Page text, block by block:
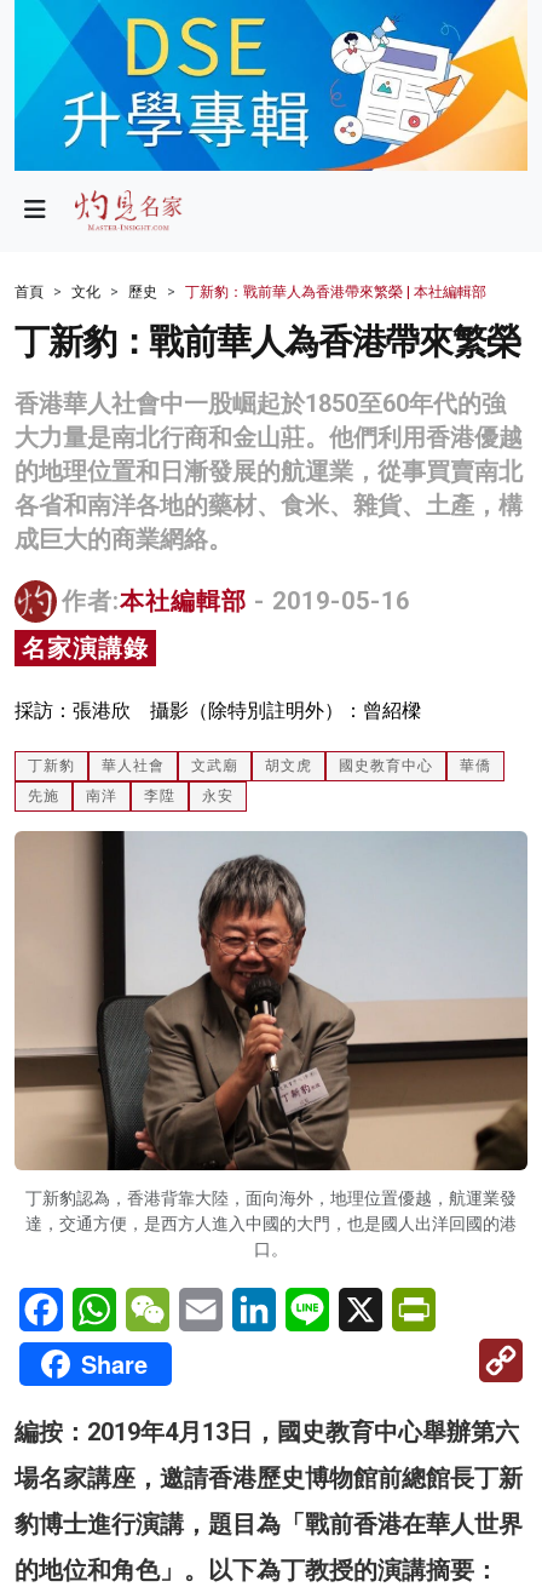
政局
財經
生活
商業
科技
影片
名家榜
灼見活動
首頁 文化 歷史 丁新豹：戰前華人為香港帶來繁榮 | 本社編輯部
丁新豹：戰前華人為香港帶來繁榮
香港華人社會中一股崛起於1850至60年代的強
大力量是南北行商和金山莊。他們利用香港優越
的地理位置和日漸發展的航運業，從事買賣南北
各省和南洋各地的藥材、食米、雜貨、土產，構
成巨大的商業網絡。
作者:本社編輯部 - 2019-05-16
名家演講錄
採訪：張港欣 攝影（除特別註明外）：曾紹樑
丁新豹 華人社會 文武廟 胡文虎 國史教育中心
華僑
先施
南洋 李陞 永安
丁新豹認為，香港背靠大陸，面向海外，地理位置優越，航運業發
達，交通方便，是西方人進入中國的大門，也是國人出洋回國的港
口。
FacebookWhatsAppWeChatEmail LinkedInLine X
Share
編按：2019年4月13日，國史教育中心舉辦第六
場名家講座，邀請香港歷史博物館前總館長丁新
豹博士進行演講，題目為「戰前香港在華人世界
的地位和角色」。以下為丁教授的演講摘要：